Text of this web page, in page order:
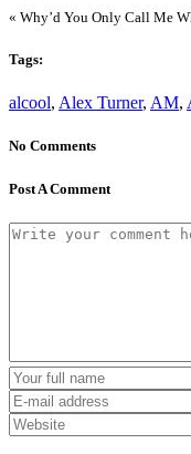
« Why’d You Only Call Me
Tags:
alcool, Alex Turner, AM,
No Comments
Post A Comment